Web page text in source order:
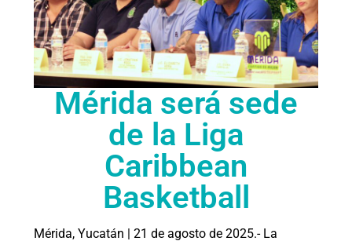
Mérida será sede
de la Liga
Caribbean
Basketball
Mérida, Yucatán | 21 de agosto de 2025.- La